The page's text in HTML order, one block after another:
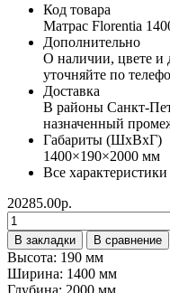
Код товара
Матрас Florentia
Дополнительно
О наличии, цвете и
уточняйте по
Доставка
В районы Санкт-
назначенный
Габариты (ШхВхГ)
1400×190×2000 мм
Все характеристики
20285.00р.
В закладки
В сравнение
Высота: 190 мм
Ширина: 1400 мм
Глубина: 2000 мм